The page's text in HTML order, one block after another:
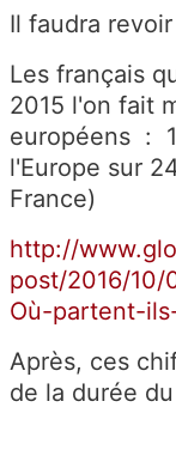
Il faudra
Les français
2015 l'on fait
européens :
l'Europe sur
France)
http://
post/2016/10/
Où-partent-
Après, ces
de la durée